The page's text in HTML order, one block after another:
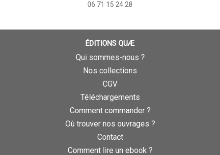
06 71 15 24 28
ÉDITIONS QUÆ
Qui sommes-nous ?
Nos collections
CGV
Téléchargements
Comment commander ?
Où trouver nos ouvrages ?
Contact
Comment lire un ebook ?